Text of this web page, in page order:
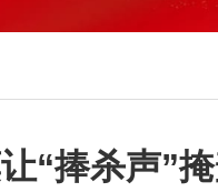
“捧杀声”